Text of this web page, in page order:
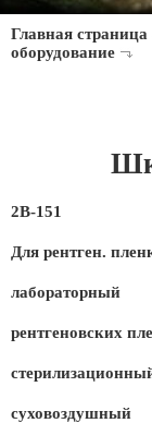
Главная страница
оборудование
2В-151
Для рентген.
лабораторный
рентгеновских
суховоздушный